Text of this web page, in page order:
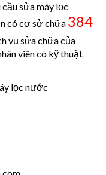
sửa máy lọc
có cơ sở chữa 384
vụ sửa chữa của
viên có kỹ thuật
lọc nước